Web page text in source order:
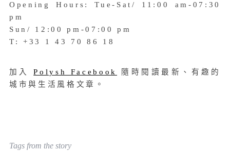
Opening Hours: Tue-Sat/ 11:00 am-07:30
pm
Sun/ 12:00 pm-07:00 pm
T: +33 1 43 70 86 18
加入Polysh Facebook
隨時閱讀最新、有趣的
城市與生活風格文章。
Tags from the story